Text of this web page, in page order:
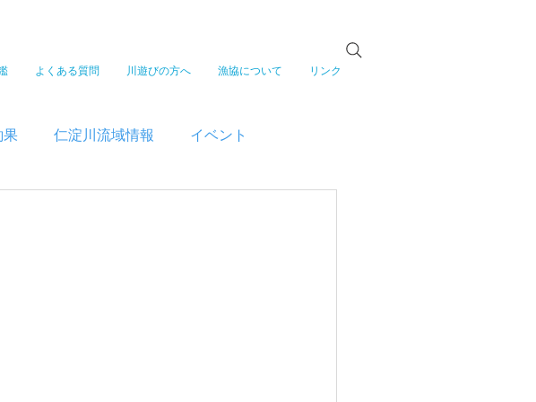
よくある質問 川遊びの方へ 漁協について リンク
果 仁淀川流域情報 イベント